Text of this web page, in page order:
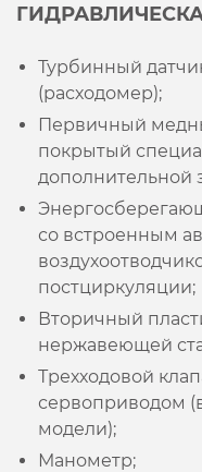
Турбинный
(расходомер);
Первичный
покрытый
дополнительной
со встроенным
постциркуляции;
Вторичный
нержавеющей
Трехходовой
сервоприводом
модели);
Манометр;